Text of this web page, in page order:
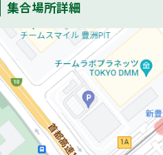
集合場所詳細